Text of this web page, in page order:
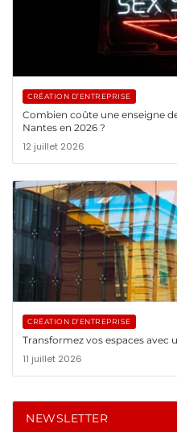
CRÉATION D’ENTREPRISE
Combien coûte une enseigne
Nantes en 2026 ?
12 juillet 2026
CRÉATION D’ENTREPRISE
Transformez vos espaces avec
11 juillet 2026
NEWSLETTER